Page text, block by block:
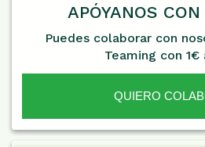
APÓYANOS
Puedes colaborar con
Teaming con 1€
QUIERO